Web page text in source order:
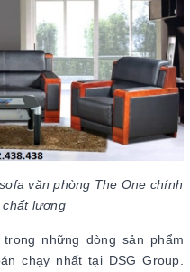
văn phòng The One chính
lượng
những dòng sản phẩm
chạy nhất tại DSG Group.